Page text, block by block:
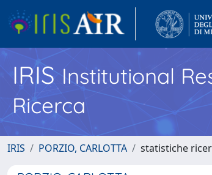
IRISInstitutional
Ricerca
IRIS PORZIO, CARLOTTA statistiche